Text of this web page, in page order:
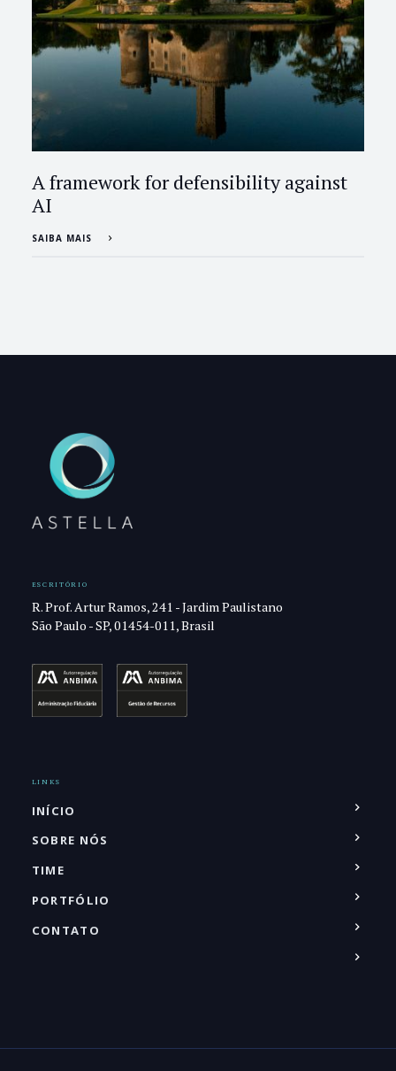
A framework for defensibility against
AI
SAIBA MAIS
ESCRITÓRIO
R. Prof. Artur Ramos, 241 - Jardim Paulistano
São Paulo - SP, 01454-011, Brasil
LINKS
INÍCIO
SOBRE NÓS
TIME
PORTFÓLIO
CONTATO